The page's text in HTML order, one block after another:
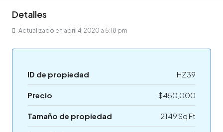
Detalles
Actualizado en abril 4, 2020 a 5:18 pm
ID de propiedad HZ39
Precio $450,000
Tamaño de propiedad 2149 Sq Ft